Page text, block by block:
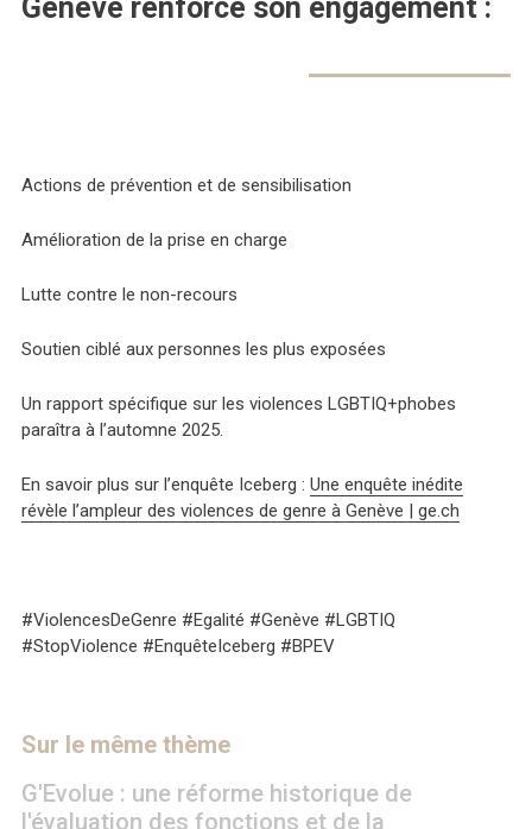
Sur le même thème
G'Evolue : une réforme historique de
l'évaluation des fonctions et de la
Genève renforce son engagement :
Actions de prévention et de sensibilisation
Amélioration de la prise en charge
Lutte contre le non-recours
Soutien ciblé aux personnes les plus exposées
Un rapport spécifique sur les violences LGBTIQ+phobes
paraîtra à l’automne 2025.
En savoir plus sur l’enquête Iceberg : Une enquête inédite
révèle l’ampleur des violences de genre à Genève | ge.ch
#ViolencesDeGenre #Egalité #Genève #LGBTIQ
#StopViolence #EnquêteIceberg #BPEV